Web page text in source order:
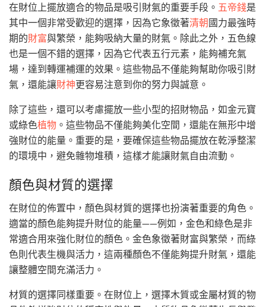
在財位上擺放適合的物品是吸引財氣的重要手段。 五帝錢是
其中一個非常受歡迎的選擇，因為它象徵著清朝國力最強時
期的財富與繁榮，能夠吸納大量的財氣。除此之外，五色線
也是一個不錯的選擇，因為它代表五行元素，能夠補充氣
場，達到轉運補運的效果。這些物品不僅能夠幫助你吸引財
氣，還能讓財神更容易注意到你的努力與誠意。
除了這些，還可以考慮擺放一些小型的招財物品，如金元寶
或綠色植物 。這些物品不僅能夠美化空間，還能在無形中增
強財位的能量。重要的是，要確保這些物品擺放在乾淨整潔
的環境中，避免雜物堆積，這樣才能讓財氣自由流動。
顏色與材質的選擇
在財位的佈置中，顏色與材質的選擇也扮演著重要的角色。
適當的顏色能夠提升財位的能量——例如，金色和綠色是非
常適合用來強化財位的顏色。金色象徵著財富與繁榮，而綠
色則代表生機與活力，這兩種顏色不僅能夠提升財氣，還能
讓整體空間充滿活力。
材質的選擇同樣重要。在財位上，選擇木質或金屬材質的物